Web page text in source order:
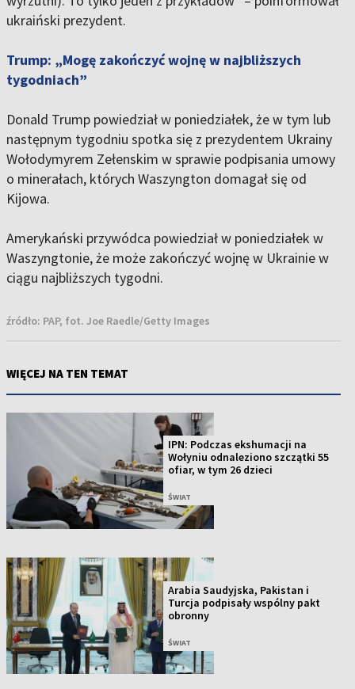
ukraiński prezydent.
Trump: „Mogę zakończyć wojnę w najbliższych
tygodniach”
Donald Trump powiedział w poniedziałek, że w tym lub
następnym tygodniu spotka się z prezydentem Ukrainy
Wołodymyrem Zełenskim w sprawie podpisania umowy
o minerałach, których Waszyngton domagał się od
Kijowa.
Amerykański przywódca powiedział w poniedziałek w
Waszyngtonie, że może zakończyć wojnę w Ukrainie w
ciągu najbliższych tygodni.
źródło: PAP, fot. Joe Raedle/Getty Images
WIĘCEJ NA TEN TEMAT
IPN: Podczas ekshumacji na
Wołyniu odnaleziono szczątki 55
ofiar, w tym 26 dzieci
ŚWIAT
Arabia Saudyjska, Pakistan i
Turcja podpisały wspólny pakt
obronny
ŚWIAT